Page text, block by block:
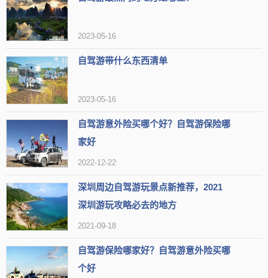
【开放时间】一月至十二月 周一至周日 停止售票: 16:00-16:00;
月 周一至周日 开放时间: 08:30-16:30
【地址】浙江省温州市永嘉县鹤盛镇国有正江山林场内，(0577)
【标签】 适合爬山爱好者
适合夏季去 适合旅游
有森林景观 可以观瀑布 天然氧吧 玻璃栈道 烧烤
收费合理 可以观赏原始森林 有高空玻璃桥
可以观赏森林景观 有玻璃桥
【网友印象】
评论1：这个地方是夏日避暑的好去处，有大树荫蔽。
2023-05-16
自驾游带什么东西清单
2023-05-16
自驾游意外险买哪个好？自驾游保险哪
家好
2022-12-22
深圳周边自驾游玩景点新推荐，2021
深圳游玩攻略必去的地方
2021-09-18
自驾游保险哪家好？自驾游意外险买哪
个好